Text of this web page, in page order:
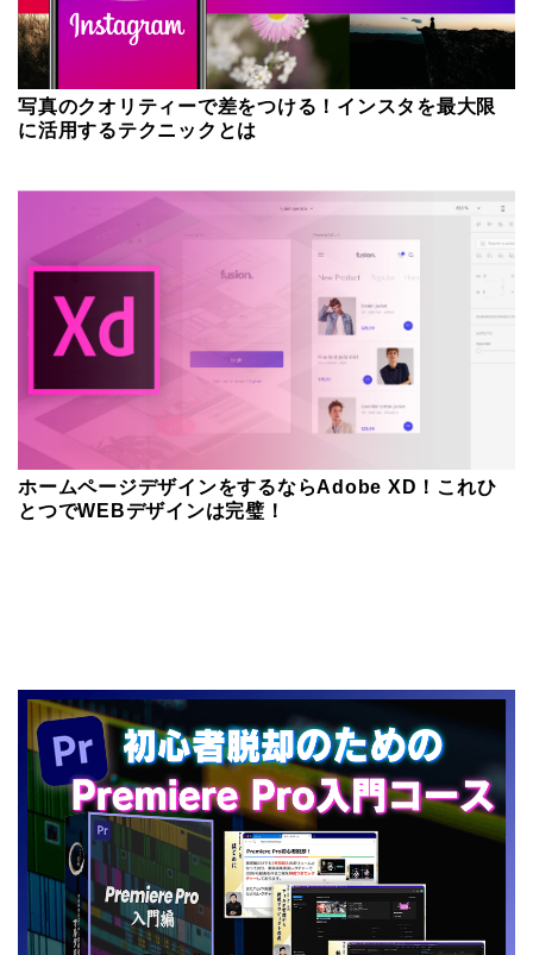
写真のクオリティーで差をつける！インスタを最大限
に活用するテクニックとは
ホームページデザインをするならAdobe XD！これひ
とつでWEBデザインは完璧！